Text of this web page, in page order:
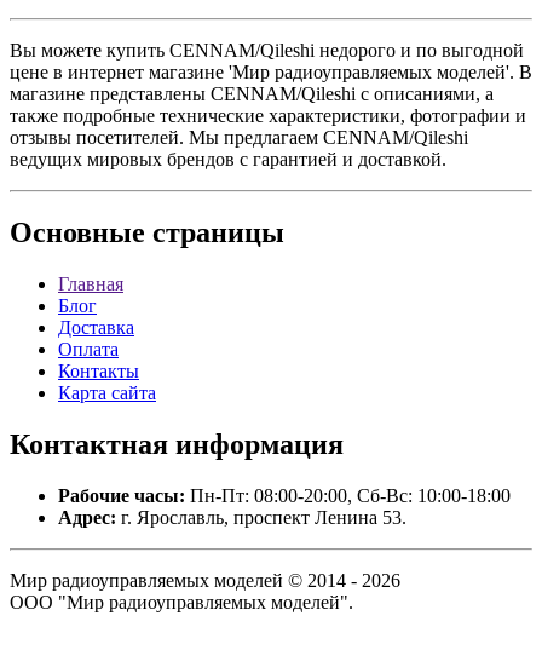
Вы можете купить CENNAM/Qileshi недорого и по выгодной
цене в интернет магазине 'Мир радиоуправляемых моделей'. В
магазине представлены CENNAM/Qileshi с описаниями, а
также подробные технические характеристики, фотографии и
отзывы посетителей. Мы предлагаем CENNAM/Qileshi
ведущих мировых брендов с гарантией и доставкой.
Основные страницы
Главная
Блог
Доставка
Оплата
Контакты
Карта сайта
Контактная информация
Рабочие часы: Пн-Пт: 08:00-20:00, Сб-Вс: 10:00-18:00
Адрес: г. Ярославль, проспект Ленина 53.
Мир радиоуправляемых моделей © 2014 - 2026
ООО "Мир радиоуправляемых моделей".